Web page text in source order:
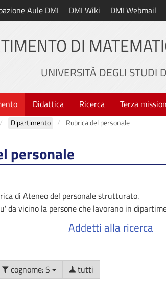
Aule DMI DMI Wiki DMI Webmail
DI
UNIVERSITÀ DEGLI STUDI
Didattica Ricerca Terza
Dipartimento Rubrica del personale
personale
di Ateneo del personale strutturato.
da vicino la persone che lavorano in
Addetti alla ricerca
cognome: S tutti